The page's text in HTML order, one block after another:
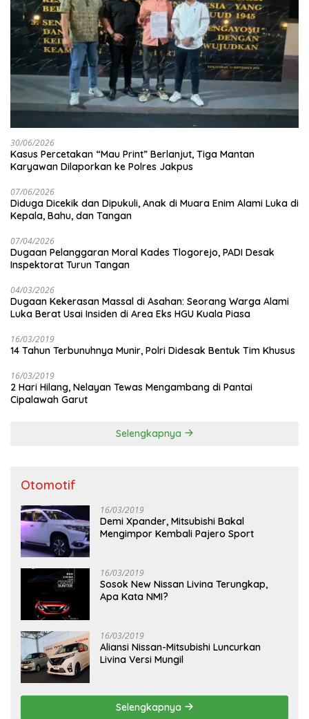
30/06/2026
Kasus Percetakan “Mau Print” Berlanjut, Tiga Mantan
Karyawan Dilaporkan ke Polres Jakpus
07/06/2026
Diduga Dicekik dan Dipukuli, Anak di Muara Enim Alami Luka di
Kepala, Bahu, dan Tangan
07/04/2026
Dugaan Pelanggaran Moral Kades Tlogorejo, PADI Desak
Inspektorat Turun Tangan
04/03/2026
Dugaan Kekerasan Massal di Asahan: Seorang Warga Alami
Luka Berat Usai Insiden di Area Eks HGU Kuala Piasa
16/03/2019
14 Tahun Terbunuhnya Munir, Polri Didesak Bentuk Tim Khusus
16/03/2019
2 Hari Hilang, Nelayan Tewas Mengambang di Pantai
Cipalawah Garut
Selengkapnya
Otomotif
16/03/2019
Demi Xpander, Mitsubishi Bakal
Mengimpor Kembali Pajero Sport
16/03/2019
Sosok New Nissan Livina Terungkap,
Apa Kata NMI?
16/03/2019
Aliansi Nissan-Mitsubishi Luncurkan
Livina Versi Mungil
Selengkapnya